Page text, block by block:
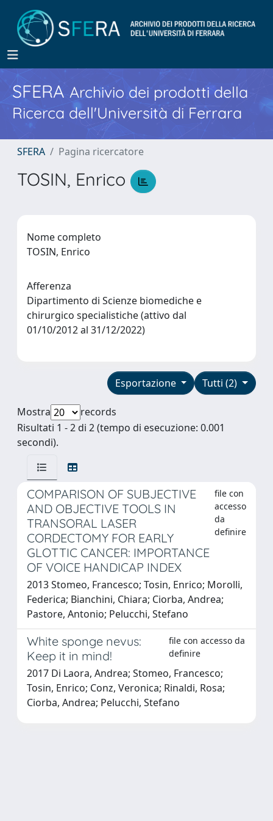
SFERA Archivio dei prodotti della
Ricerca dell'Università di Ferrara
SFERA Pagina ricercatore
TOSIN, Enrico
Nome completo
TOSIN, Enrico
Afferenza
Dipartimento di Scienze biomediche e
chirurgico specialistiche (attivo dal
01/10/2012 al 31/12/2022)
Tutti (2)
Esportazione
Mostra
records
Risultati 1 - 2 di 2 (tempo di esecuzione: 0.001
secondi).
COMPARISON OF SUBJECTIVE
AND OBJECTIVE TOOLS IN
TRANSORAL LASER
CORDECTOMY FOR EARLY
GLOTTIC CANCER: IMPORTANCE
OF VOICE HANDICAP INDEX
file con
accesso
da
definire
2013 Stomeo, Francesco; Tosin, Enrico; Morolli,
Federica; Bianchini, Chiara; Ciorba, Andrea;
Pastore, Antonio; Pelucchi, Stefano
White sponge nevus:
Keep it in mind!
file con accesso da
definire
2017 Di Laora, Andrea; Stomeo, Francesco;
Tosin, Enrico; Conz, Veronica; Rinaldi, Rosa;
Ciorba, Andrea; Pelucchi, Stefano